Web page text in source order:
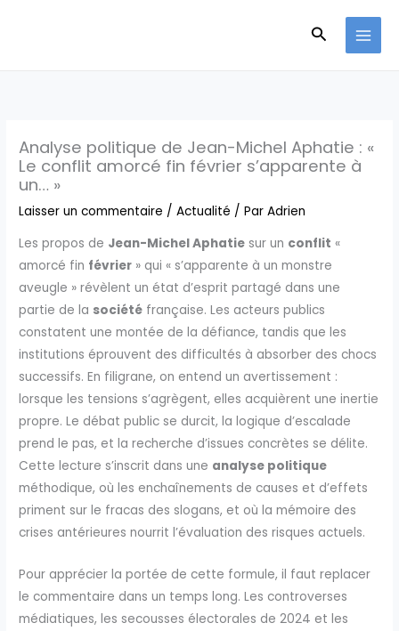
Analyse politique de Jean-Michel Aphatie : «
Le conflit amorcé fin février s’apparente à
un… »
Laisser un commentaire /Actualité / ParAdrien
Les propos de Jean-Michel Aphatie sur un conflit «
amorcé fin février » qui « s’apparente à un monstre
aveugle » révèlent un état d’esprit partagé dans une
partie de la société française. Les acteurs publics
constatent une montée de la défiance, tandis que les
institutions éprouvent des difficultés à absorber des chocs
successifs. En filigrane, on entend un avertissement :
lorsque les tensions s’agrègent, elles acquièrent une inertie
propre. Le débat public se durcit, la logique d’escalade
prend le pas, et la recherche d’issues concrètes se délite.
Cette lecture s’inscrit dans une analyse politique
méthodique, où les enchaînements de causes et d’effets
priment sur le fracas des slogans, et où la mémoire des
crises antérieures nourrit l’évaluation des risques actuels.
Pour apprécier la portée de cette formule, il faut replacer
le commentaire dans un temps long. Les controverses
médiatiques, les secousses électorales de 2024 et les